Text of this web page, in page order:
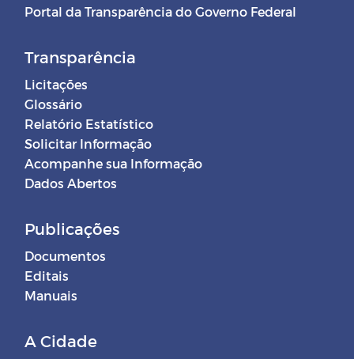
Portal da Transparência do Governo Federal
Transparência
Licitações
Glossário
Relatório Estatístico
Solicitar Informação
Acompanhe sua Informação
Dados Abertos
Publicações
Documentos
Editais
Manuais
A Cidade